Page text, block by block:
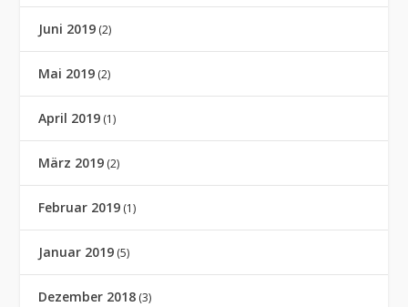
Juni 2019 (2)
Mai 2019 (2)
April 2019 (1)
März 2019 (2)
Februar 2019 (1)
Januar 2019 (5)
Dezember 2018 (3)